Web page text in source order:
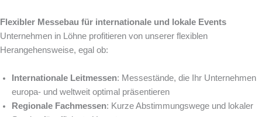
Flexibler Messebau für internationale und lokale Events
Unternehmen in Löhne profitieren von unserer flexiblen
Herangehensweise, egal ob:
Internationale Leitmessen: Messestände, die Ihr Unternehmen
europa- und weltweit optimal präsentieren
Regionale Fachmessen: Kurze Abstimmungswege und lokaler